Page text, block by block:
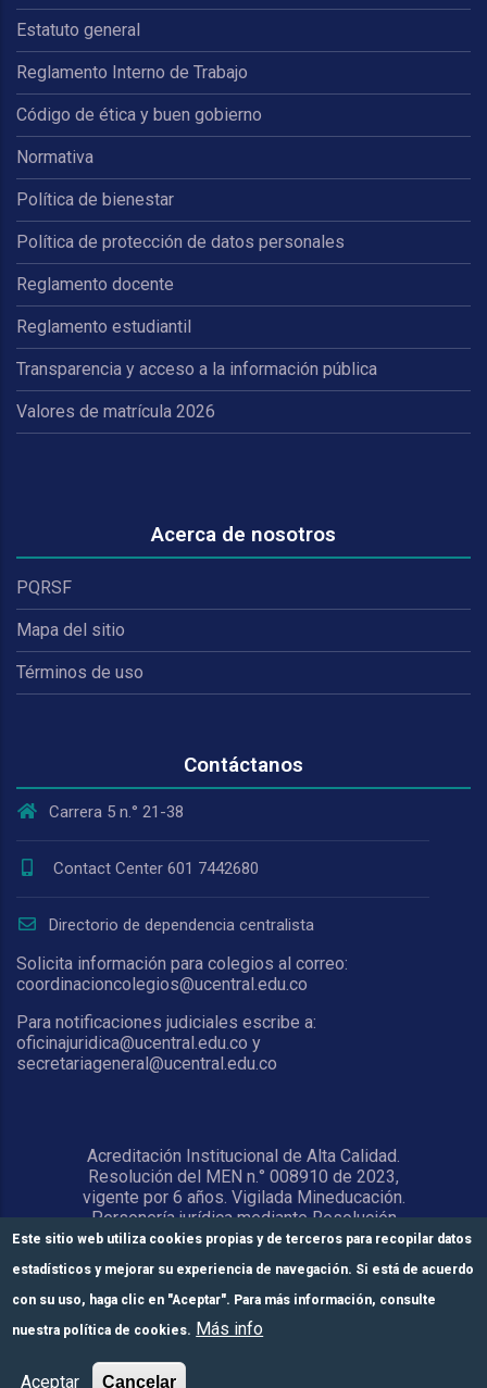
Estatuto general
Reglamento Interno de Trabajo
Código de ética y buen gobierno
Normativa
Política de bienestar
Política de protección de datos personales
Reglamento docente
Reglamento estudiantil
Transparencia y acceso a la información pública
Valores de matrícula 2026
Acerca de nosotros
PQRSF
Mapa del sitio
Términos de uso
Contáctanos
Carrera 5 n.° 21-38
Contact Center 601 7442680
Directorio de dependencia centralista
Solicita información para colegios al correo:
coordinacioncolegios@ucentral.edu.co
Para notificaciones judiciales escribe a:
oficinajuridica@ucentral.edu.co y
secretariageneral@ucentral.edu.co
Acreditación Institucional de Alta Calidad.
Resolución del MEN n.° 008910 de 2023,
vigente por 6 años. Vigilada Mineducación.
Personería jurídica mediante Resolución
1876 del 5 de junio de 1967. Reconocida
como Universidad por el Ministerio de
Educación Nacional mediante Resolución
15818 del 31 de octubre de 1978.
© Universidad Central 2026
Formulario de
Este sitio web utiliza cookies propias y de terceros para recopilar datos
estadísticos y mejorar su experiencia de navegación. Si está de acuerdo
con su uso, haga clic en "Aceptar". Para más información, consulte
nuestra política de cookies. Más info
Aceptar Cancelar